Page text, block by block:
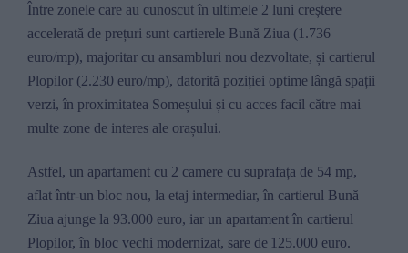
Între zonele care au cunoscut în ultimele 2 luni creștere
accelerată de prețuri sunt cartierele Bună Ziua (1.736
euro/mp), majoritar cu ansambluri nou dezvoltate, și cartierul
Plopilor (2.230 euro/mp), datorită poziției optime lângă spații
verzi, în proximitatea Someșului și cu acces facil către mai
multe zone de interes ale orașului.
Astfel, un apartament cu 2 camere cu suprafața de 54 mp,
aflat într-un bloc nou, la etaj intermediar, în cartierul Bună
Ziua ajunge la 93.000 euro, iar un apartament în cartierul
Plopilor, în bloc vechi modernizat, sare de 125.000 euro.